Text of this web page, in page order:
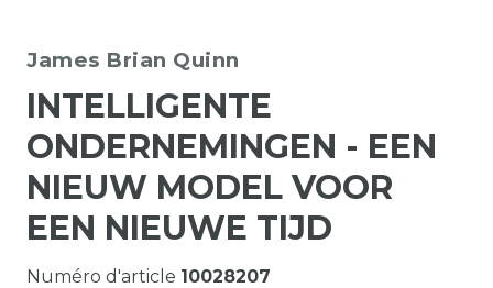
James Brian Quinn
INTELLIGENTE
ONDERNEMINGEN - EEN
NIEUW MODEL VOOR
EEN NIEUWE TIJD
Numéro d'article 10028207